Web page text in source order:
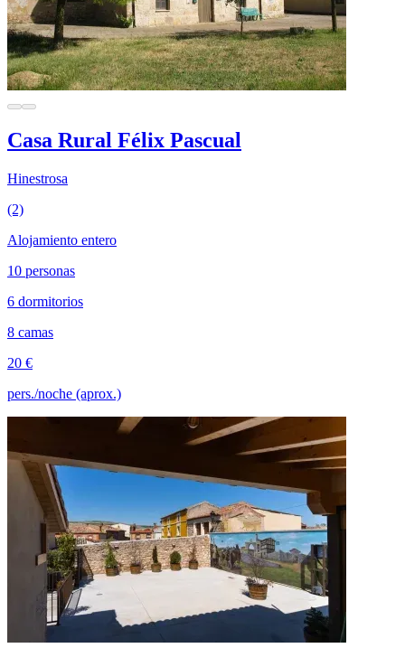
Casa Rural Félix Pascual
Hinestrosa
(2)
Alojamiento entero
10 personas
6 dormitorios
8 camas
20 €
pers./noche (aprox.)